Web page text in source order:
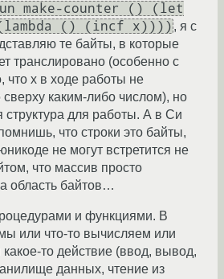
make-counter () (let
() (incf x)))) , я с
те байты, в которые
транслировано (особенно с
что x в ходе работы не
сверху каким-либо числом), но
структура для работы. А в Си
что строки это байты,
юникоде не могут встретится не
что массив просто
область байтов…
и функциями. В
или что-то вычисляем или
то действие (ввод, вывод,
данных, чтение из